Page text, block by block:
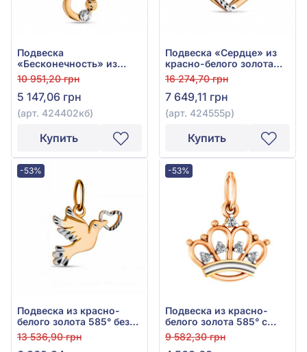
Подвеска
«Бесконечность» из
красно-белого золота
585° без вставки, арт.
424402кб
10 951,20 грн
5 147,06 грн
(арт. 424402кб)
Купить
Подвеска «Сердце» из
красно-белого золота
585° без вставки, арт.
424555р
16 274,70 грн
7 649,11 грн
(арт. 424555р)
Купить
-53%
Подвеска из красно-
белого золота 585° без
вставки, арт. 424532р
13 536,90 грн
-53%
Подвеска из красно-
белого золота 585° с
фианитом/
куб.цирконием, арт.
9 582,30 грн